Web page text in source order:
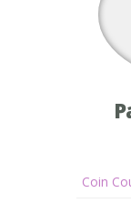
Coin